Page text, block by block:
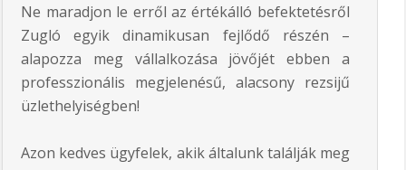
Ne maradjon le erről az értékálló befektetésről
Zugló egyik dinamikusan fejlődő részén –
alapozza meg vállalkozása jövőjét ebben a
professzionális megjelenésű, alacsony rezsijű
üzlethelyiségben!
Azon kedves ügyfelek, akik általunk találják meg